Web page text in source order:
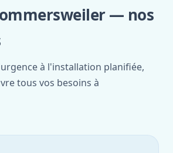
— nos
à l'installation planifiée,
tous vos besoins à